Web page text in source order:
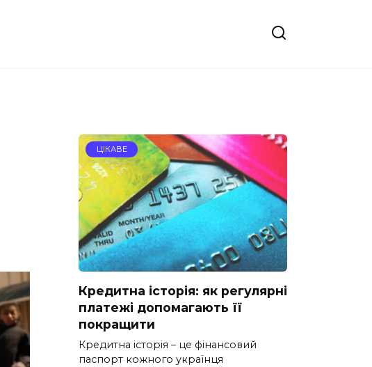
ЦІКАВЕ
Кредитна історія: як регулярні
платежі допомагають її
покращити
Кредитна історія – це фінансовий
паспорт кожного українця